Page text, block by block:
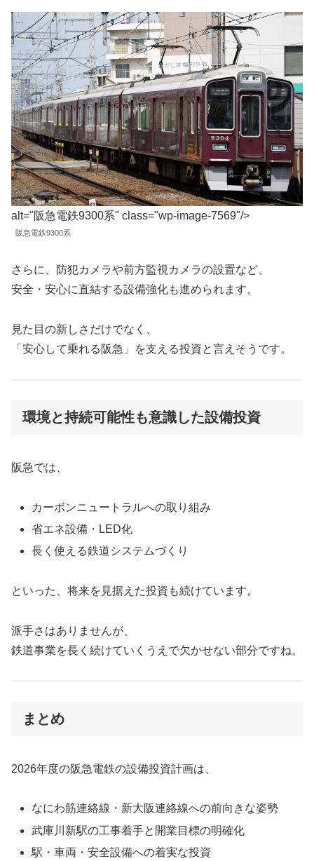
alt="阪急電鉄9300系" class="wp-image-7569"/>
阪急電鉄9300系
さらに、防犯カメラや前方監視カメラの設置など、
安全・安心に直結する設備強化も進められます。
見た目の新しさだけでなく、
「安心して乗れる阪急」を支える投資と言えそうです。
環境と持続可能性も意識した設備投資
阪急では、
カーボンニュートラルへの取り組み
省エネ設備・LED化
長く使える鉄道システムづくり
といった、将来を見据えた投資も続けています。
派手さはありませんが、
鉄道事業を長く続けていくうえで欠かせない部分ですね。
まとめ
2026年度の阪急電鉄の設備投資計画は、
なにわ筋連絡線・新大阪連絡線への前向きな姿勢
武庫川新駅の工事着手と開業目標の明確化
駅・車両・安全設備への着実な投資